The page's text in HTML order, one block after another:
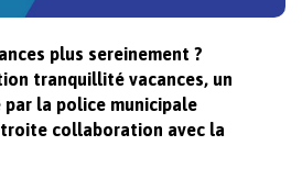
plus sereinement ?
tranquillité vacances, un
la police municipale
collaboration avec la